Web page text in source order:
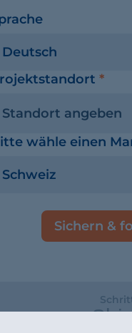
*
wähle einen
Sichern &